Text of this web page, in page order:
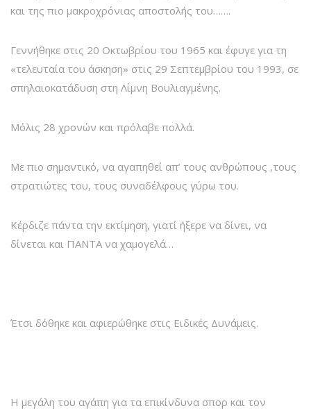
και της πιο μακροχρόνιας αποστολής του…….
Γεννήθηκε στις 20 Οκτωβρίου του 1965 και έφυγε για τη
«τελευταία του άσκηση» στις 29 Σεπτεμβρίου του 1993, σε
σπηλαιοκατάδυση στη Λίμνη Βουλιαγμένης.
Μόλις 28 χρονών και πρόλαβε πολλά.
Με πιο σημαντικό, να αγαπηθεί απ’ τους ανθρώπους ,τους
στρατιώτες του, τους συναδέλφους γύρω του.
Κέρδιζε πάντα την εκτίμηση, γιατί ήξερε να δίνει, να
δίνεται και ΠΑΝΤΑ να χαμογελά…
Έτσι δόθηκε και αφιερώθηκε στις Ειδικές Δυνάμεις.
Η μεγάλη του αγάπη για τα επικίνδυνα σπορ και τον